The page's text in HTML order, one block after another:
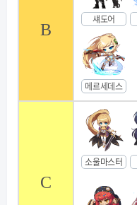
B
섀도어
메르세데스
C
소울마스터